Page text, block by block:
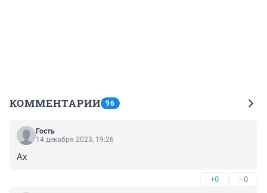
КОММЕНТАРИИ 96
Гость
14 декабря 2023, 19:26
Ах
+0 –0